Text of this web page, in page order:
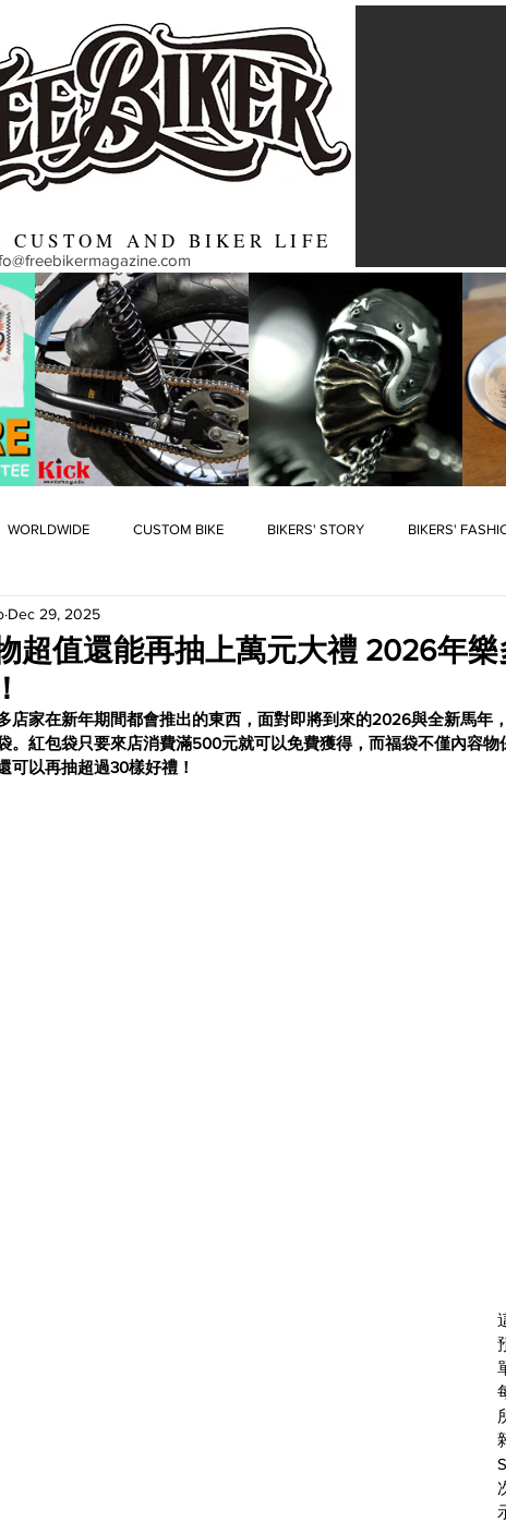
CUSTOM AND BIKER LIFE
WORLDWIDE CUSTOM BIKE BIKERS' STORY BIKERS'
超值還能再抽上萬元大禮 2026年
Dec 29, 2025
店家在新年期間都會推出的東西，面對即將到來的2026與全新馬年，
。紅包袋只要來店消費滿500元就可以免費獲得，而福袋不僅內容
可以再抽超過30樣好禮！